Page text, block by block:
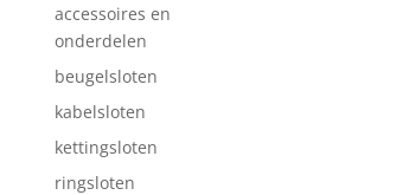
accessoires en
onderdelen
beugelsloten
kabelsloten
kettingsloten
ringsloten